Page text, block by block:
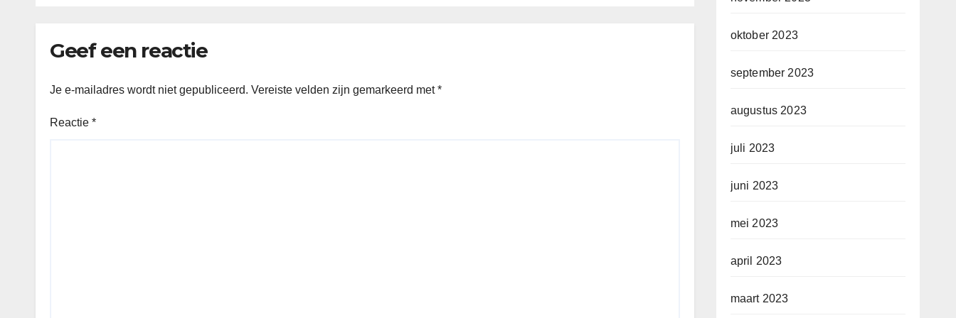
Geef een reactie
Je e-mailadres wordt niet gepubliceerd. Vereiste velden zijn gemarkeerd met*
Reactie *
oktober 2023
september 2023
augustus 2023
juli 2023
juni 2023
mei 2023
april 2023
maart 2023